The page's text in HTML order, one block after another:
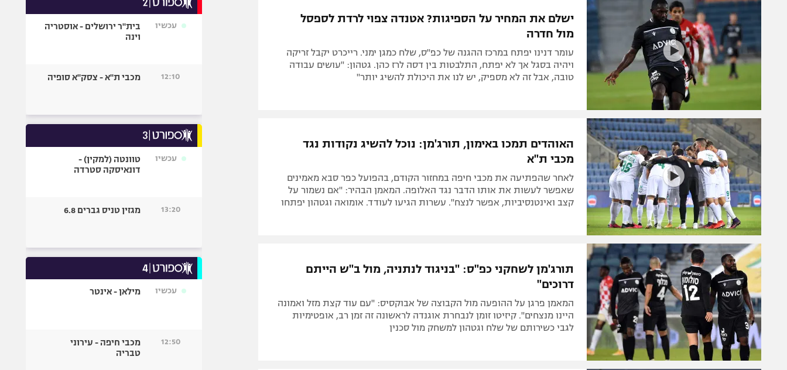
תקנון משתתפים וזוכים בפרסים
תקנון עבור פעילות אלקטרה
תקנון עבור פעילות ספורט 1 – "מרלן"
טניס
תנאי שימוש
מדיניות פרטיות
תקנון פעילות ספורט 1
רשיון להקרנה פומבית לבית עסק
הצטרפות לחבילת הערוצים
לוח דרושים – ג'ובנט
תגיות
המגזין
מכבי נתניה
בני יהודה
ליגות נוספות
ספורט מוטורי
בייסבול MLB
גיימינג E-Sports
ישלם את המחיר על הספיגות? אטנדה צפוי לרדת לספסל
מול חדרה
עומר דנינו יפתח במרכז ההגנה של כפ"ס, שלח כמגן ימני. רייכרט יקבל זריקה
ויהיה בסגל אך לא יפתח, התלבטות בין דסה לרז כהן. גטהון: "עושים עבודה
טובה, אבל זה לא מספיק, יש לנו את היכולת להשיג יותר"
האוהדים תמכו באימון, תורג'מן: נוכל להשיג נקודות נגד
מכבי ת"א
לאחר שהפתיעה את מכבי חיפה במחזור הקודם, בהפועל כפר סבא מאמינים
שאפשר לעשות את אותו הדבר נגד האלופה. המאמן הבהיר: "אם נשמור על
קצב ואינטנסיביות, אפשר לנצח". עשרות הגיעו לעודד. אומואה וגטהון יפתחו
תורג'מן לשחקני כפ"ס: "בניגוד לנתניה, מול ב"ש הייתם
דרוכים"
המאמן פרגן על ההופעה מול הקבוצה של אבוקסיס: "עם עוד קצת מזל ואמונה
היינו מנצחים". קיזיטו זומן לנבחרת אוגנדה לראשונה זה זמן רב, אופטימיות
לגבי כשירותם של שלח וגטהון למשחק מול סכנין
עכשיו
בית"ר ירושלים - אוסטריה
וינה
12:10 מכבי ת"א - צסק"א סופיה
עכשיו
טוונטה (למקין) -
דונאיסקה סטרדה
13:20 מגזין טניס גברים 6.8
עכשיו מילאן - אינטר
12:50
מכבי חיפה - עירוני
טבריה